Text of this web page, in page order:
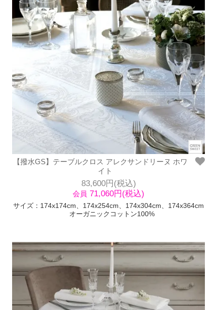
【撥水GS】テーブルクロス アレクサンドリーヌ ホワ
イト
83,600円(税込)
会員 71,060円(税込)
サイズ：174x174cm、174x254cm、174x304cm、174x364cm
オーガニックコットン100%